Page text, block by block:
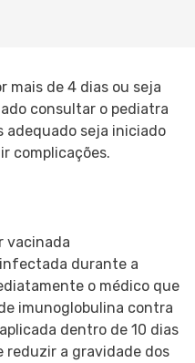
mais de 4 dias ou seja
consultar o pediatra
adequado seja iniciado
complicações.
vacinada
durante a
o médico que
imunoglobulina contra
dentro de 10 dias
reduzir a gravidade dos